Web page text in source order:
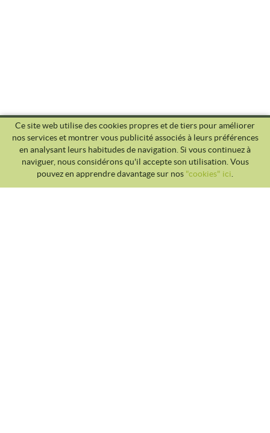
Ce site web utilise des cookies propres et de tiers pour améliorer
nos services et montrer vous publicité associés à leurs préférences
en analysant leurs habitudes de navigation. Si vous continuez à
naviguer, nous considérons qu'il accepte son utilisation. Vous
pouvez en apprendre davantage sur nos "cookies" ici